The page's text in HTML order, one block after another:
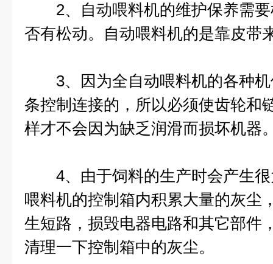
2、自动喂料机的维护保养需要
否有松动。自动喂料机的是靠皮带
3、因为全自动喂料机的各种机
条控制连接的，所以必须使齿轮和
样才不会因为缺乏润滑而损坏机器
4、由于饲料的生产时会产生很
喂料机的控制箱内积累大量的灰尘
生短路，损毁电器电路和其它部件
清理一下控制箱中的灰尘。